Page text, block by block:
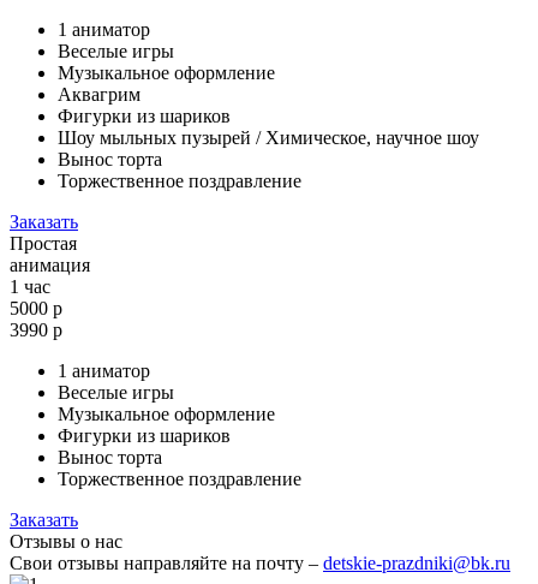
1 аниматор
Веселые игры
Музыкальное оформление
Аквагрим
Фигурки из шариков
Шоу мыльных пузырей / Химическое, научное шоу
Вынос торта
Торжественное поздравление
Заказать
Простая
анимация
1 час
5000 р
3990 р
1 аниматор
Веселые игры
Музыкальное оформление
Фигурки из шариков
Вынос торта
Торжественное поздравление
Заказать
Отзывы о нас
Свои отзывы направляйте на почту – detskie-prazdniki@bk.ru